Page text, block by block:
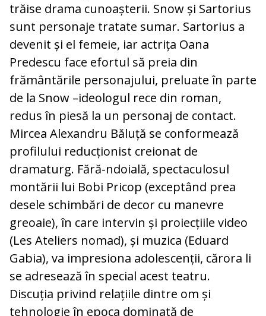
trăise drama cunoașterii. Snow și Sartorius
sunt personaje tratate sumar. Sartorius a
devenit și el femeie, iar actrița Oana
Predescu face efortul să preia din
frământările personajului, preluate în parte
de la Snow –ideologul rece din roman,
redus în piesă la un personaj de contact.
Mircea Alexandru Băluță se conformează
profilului reducționist creionat de
dramaturg. Fără-ndoială, spectaculosul
montării lui Bobi Pricop (exceptând prea
desele schimbări de decor cu manevre
greoaie), în care intervin și proiecțiile video
(Les Ateliers nomad), și muzica (Eduard
Gabia), va impresiona adolescenții, cărora li
se adresează în special acest teatru.
Discuția privind relațiile dintre om și
tehnologie în epoca dominată de